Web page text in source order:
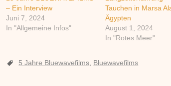
– Ein Interview
Juni 7, 2024
In "Allgemeine Infos"
Tauchen in Marsa
Ägypten
August 1, 2024
In "Rotes Meer"
5 Jahre Bluewavefilms Bluewavefilms